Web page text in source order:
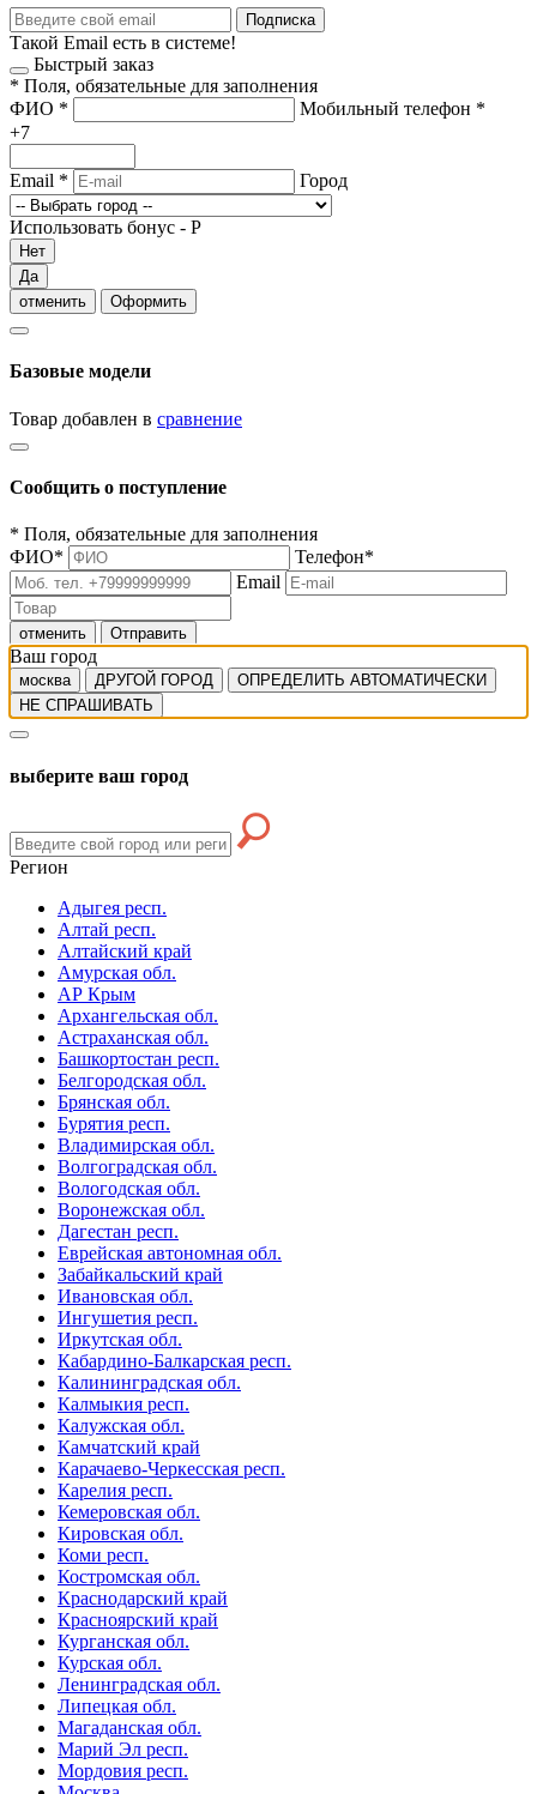
Подписка
Такой Email есть в системе!
Быстрый заказ
* Поля, обязательные для заполнения
ФИО * Мобильный телефон *
+7
Email * Город
Использовать бонус - Р
Нет
Да
отменить
Оформить
Базовые модели
Товар добавлен в сравнение
Сообщить о поступление
* Поля, обязательные для заполнения
ФИО* Телефон*
Email
отменить Отправить
Ваш город
москва ДРУГОЙ ГОРОД
ОПРЕДЕЛИТЬ АВТОМАТИЧЕСКИ
НЕ СПРАШИВАТЬ
выберите ваш город
Регион
Адыгея респ.
Алтай респ.
Алтайский край
Амурская обл.
АР Крым
Архангельская обл.
Астраханская обл.
Башкортостан респ.
Белгородская обл.
Брянская обл.
Бурятия респ.
Владимирская обл.
Волгоградская обл.
Вологодская обл.
Воронежская обл.
Дагестан респ.
Еврейская автономная обл.
Забайкальский край
Ивановская обл.
Ингушетия респ.
Иркутская обл.
Кабардино-Балкарская респ.
Калининградская обл.
Калмыкия респ.
Калужская обл.
Камчатский край
Карачаево-Черкесская респ.
Карелия респ.
Кемеровская обл.
Кировская обл.
Коми респ.
Костромская обл.
Краснодарский край
Красноярский край
Курганская обл.
Курская обл.
Ленинградская обл.
Липецкая обл.
Магаданская обл.
Марий Эл респ.
Мордовия респ.